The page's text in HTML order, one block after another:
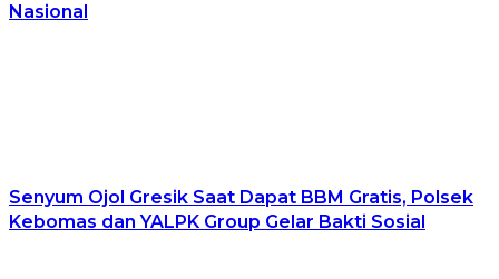
Nasional
Senyum Ojol Gresik Saat Dapat BBM Gratis, Polsek
Kebomas dan YALPK Group Gelar Bakti Sosial